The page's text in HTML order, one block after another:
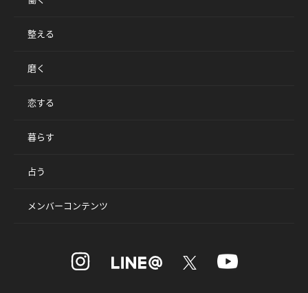
整える
磨く
恋する
暮らす
占う
メンバーコンテンツ